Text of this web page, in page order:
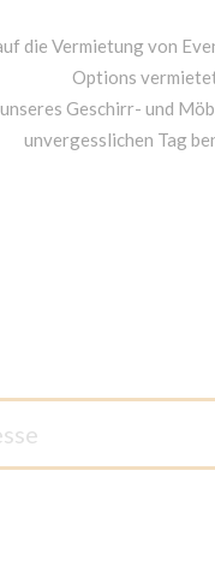
die Vermietung von
Options
unseres Geschirr- und
unvergesslichen Tag